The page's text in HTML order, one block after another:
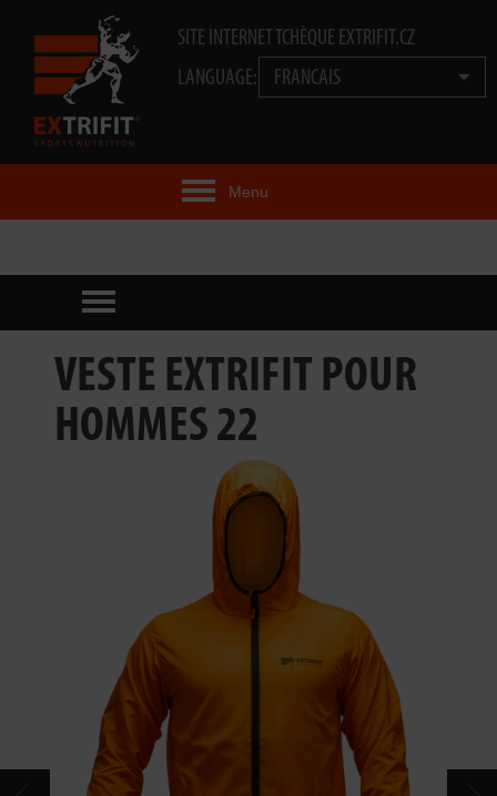
SITE INTERNET TCHÈQUE EXTRIFIT.CZ
LANGUAGE:
FRANCAIS
Menu
TECHNOLOGIE
EXTRIFIT® TEAM
VESTE EXTRIFIT POUR
HOMMES 22